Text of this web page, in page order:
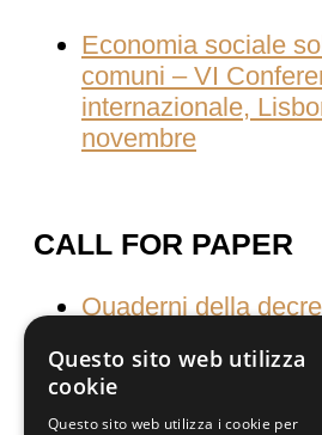
Economia sociale
comuni – VI
internazionale,
novembre
CALL FOR PAPER
Quaderni della
Consumati dal
culture e pratiche
vita
Questo sito web utilizza
cookie
Questo sito web utilizza i cookie per